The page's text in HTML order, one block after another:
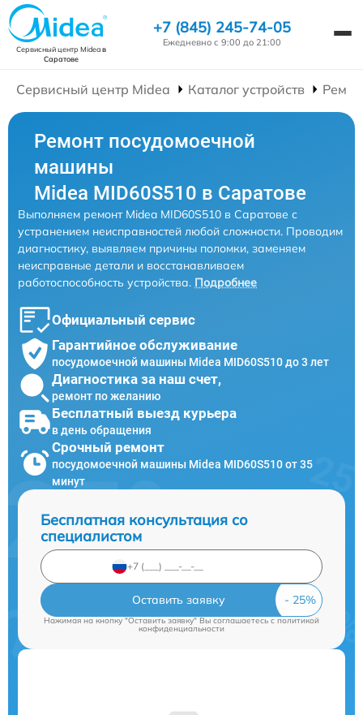
Сервисный центр Mideaв
Саратове
+7 (845) 245-74-05
Ежедневно с 9:00 до 21:00
Сервисный центр Midea Каталог устройств
Ремонт посудомоечной
машины
Midea MID60S510 в Саратове
Выполняем ремонт Midea MID60S510 в Саратове с
устранением неисправностей любой сложности. Проводим
диагностику, выявляем причины поломки, заменяем
неисправные детали и восстанавливаем
работоспособность устройства. Подробнее
Официальный сервис
Гарантийное обслуживание
посудомоечной машины Midea MID60S510 до 3 лет
Диагностика за наш счет,
ремонт по желанию
Бесплатный выезд курьера
в день обращения
Срочный ремонт
посудомоечной машины Midea MID60S510 от 35
минут
Бесплатная консультация со
специалистом
Оставить заявку
Нажимая на кнопку "Оставить заявку" Вы соглашаетесь cполитикой
конфиденциальности